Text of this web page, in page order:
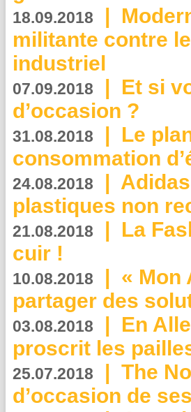
18.09.2018 |
militante contre
industriel
07.09.2018 | Et si
d’occasion ?
31.08.2018 | Le
consommation
24.08.2018 |
plastiques non
21.08.2018 | La
cuir !
10.08.2018 | « Mon
partager des
03.08.2018 | En
proscrit les
25.07.2018 | The
d’occasion de